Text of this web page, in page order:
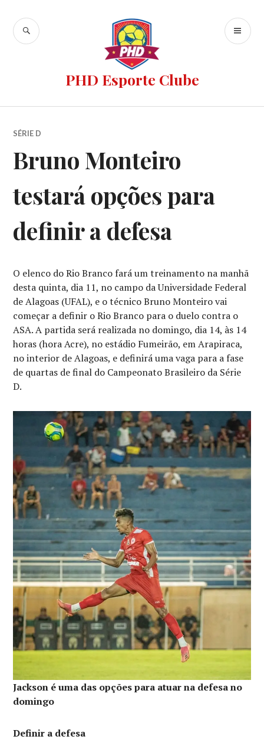
PHD Esporte Clube
SÉRIE D
Bruno Monteiro
testará opções para
definir a defesa
O elenco do Rio Branco fará um treinamento na manhã
desta quinta, dia 11, no campo da Universidade Federal
de Alagoas (UFAL), e o técnico Bruno Monteiro vai
começar a definir o Rio Branco para o duelo contra o
ASA. A partida será realizada no domingo, dia 14, às 14
horas (hora Acre), no estádio Fumeirão, em Arapiraca,
no interior de Alagoas, e definirá uma vaga para a fase
de quartas de final do Campeonato Brasileiro da Série
D.
Jackson é uma das opções para atuar na defesa no
domingo
Definir a defesa